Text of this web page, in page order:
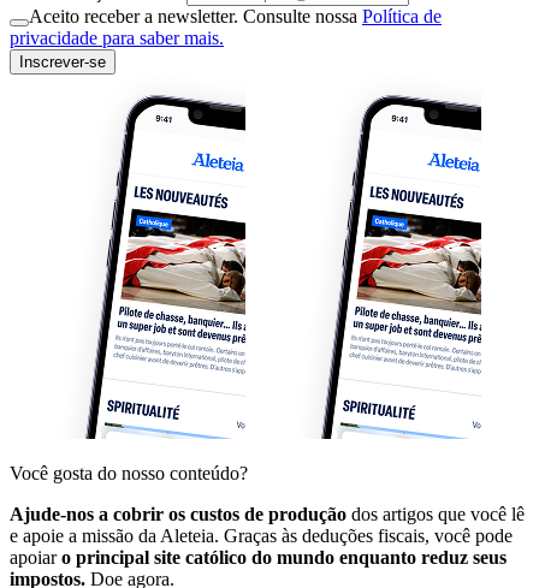
Aceito receber a newsletter. Consulte nossa Política de
privacidade para saber mais.
Inscrever-se
Você gosta do nosso conteúdo?
Ajude-nos a cobrir os custos de produção dos artigos que você lê
e apoie a missão da Aleteia. Graças às deduções fiscais, você pode
apoiaro principal site católico do mundo enquanto reduz seus
impostos. Doe agora.